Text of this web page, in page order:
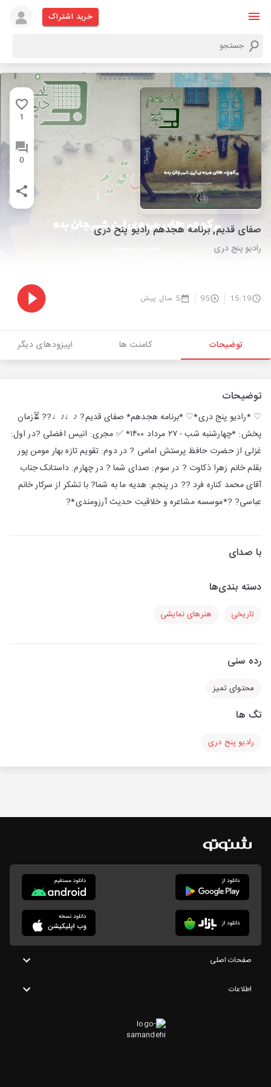
خرید اشتراک
1
0
صفای قدیم, برنامه هجدهم رادیو پنح دری
رادیو پنج دری
15:19
95 5 سال پیش
توضیحات کامنت ها اپیزودهای دیگر
توضیحات
♡ *رادیو پنج دری*♡ *برنامه هجدهم* صفای قدیم? ♪♩♪♩?️? ⏳زمان
پخش: *چهارشنبه شب - ٢٧ مرداد ١۴٠٠* ✅ مجری: انیس افضلی ?در اول:
غزلی از حضرت حافظ پرستش امامی ? در دوم: تقویم تازه بهار مومن پور
بقلم خانم زهرا ذکاوت ? در سوم: صدای شما ? در چهارم: داستانک جناب
آقای محمد کناره فرد ?? در پنجم: هدیه ما به شما? با تشکر از سرکار خانم
عباسی? ?*موسسه مشاعره و خلاقیت حدیث آرزومندی*?
با صدای
دسته بندی‌ها
تاریخی هنرهای نمایشی
رده سنی
محتوای تمیز
تگ ها
رادیو پنح دری
صفحات اصلی
اطلاعات